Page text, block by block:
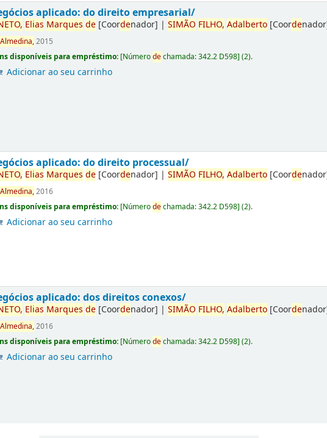
aplicado: do direito empresarial/
Elias Marques de [Coordenador] |SIMÃO FILHO, Adalberto [Coorde
Almedina,2015
disponíveis para empréstimo: [Númerodechamada:342.2 D598](2).
Adicionar ao seu carrinho
aplicado: do direito processual/
Elias Marques de [Coordenador] |SIMÃO FILHO, Adalberto [Coorde
Almedina,2016
disponíveis para empréstimo: [Númerodechamada:342.2 D598](2).
Adicionar ao seu carrinho
aplicado: dos direitos conexos/
Elias Marques de [Coordenador] |SIMÃO FILHO, Adalberto [Coorde
Almedina,2016
disponíveis para empréstimo: [Númerodechamada:342.2 D598](2).
Adicionar ao seu carrinho